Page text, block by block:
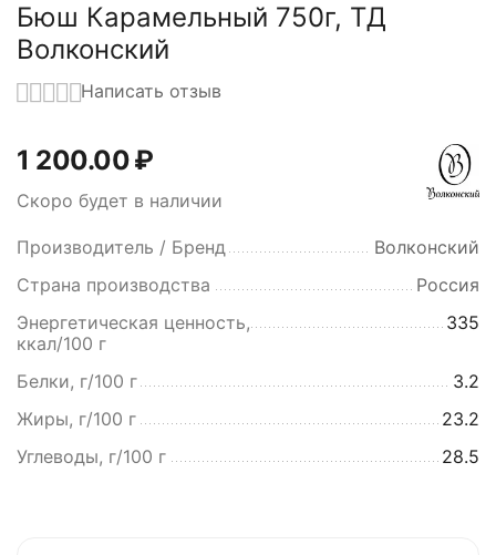
Бюш Карамельный 750г, ТД
Волконский
Написать отзыв
1 200.00₽
Скоро будет в наличии
Производитель / Бренд
Волконский
Страна производства
Россия
Энергетическая ценность,
ккал/100 г
335
Белки, г/100 г
3.2
Жиры, г/100 г
23.2
Углеводы, г/100 г
28.5